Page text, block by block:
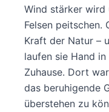
Wind stärker wird
Felsen peitschen.
Kraft der Natur –
laufen sie Hand
Zuhause. Dort
das beruhigende
überstehen zu